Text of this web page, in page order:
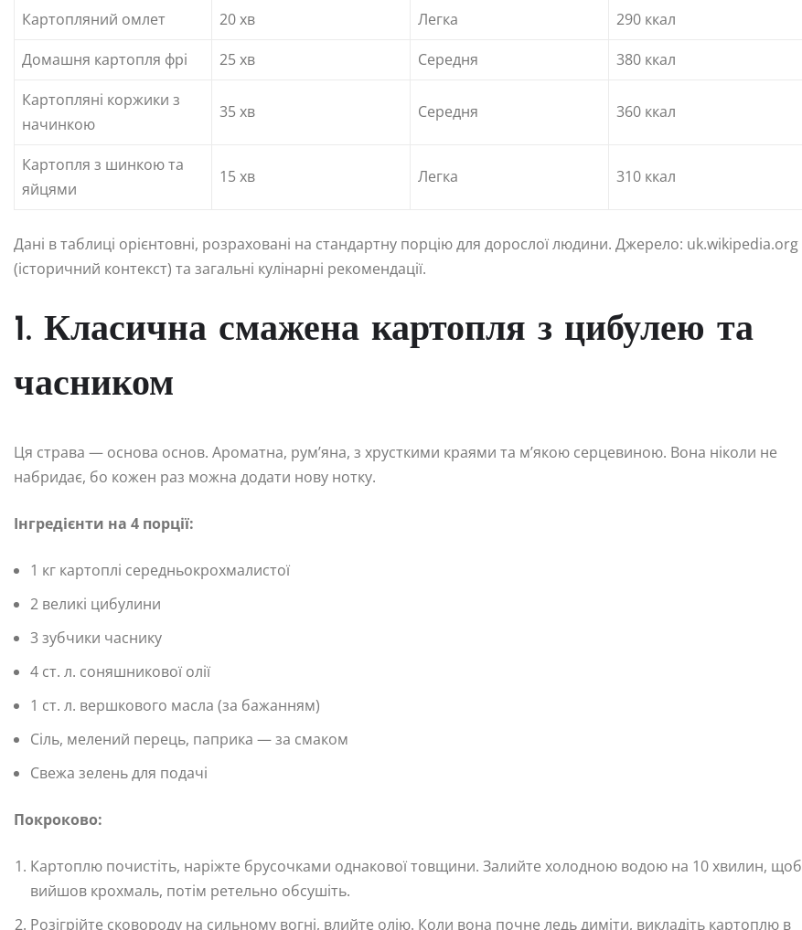
Картопляний омлет
20 хв Легка
290 ккал
Домашня картопля фрі
25 хв Середня
380 ккал
Картопляні коржики з
начинкою
35 хв Середня 360 ккал
Картопля з шинкою та
яйцями
15 хв Легка 310 ккал
Дані в таблиці орієнтовні, розраховані на стандартну порцію для дорослої людини. Джерело: uk.wikipedia.org
(історичний контекст) та загальні кулінарні рекомендації.
1. Класична смажена картопля з цибулею та
часником
Ця страва — основа основ. Ароматна, рум’яна, з хрусткими краями та м’якою серцевиною. Вона ніколи не
набридає, бо кожен раз можна додати нову нотку.
Інгредієнти на 4 порції:
1 кг картоплі середньокрохмалистої
2 великі цибулини
3 зубчики часнику
4 ст. л. соняшникової олії
1 ст. л. вершкового масла (за бажанням)
Сіль, мелений перець, паприка — за смаком
Свежа зелень для подачі
Покроково:
Картоплю почистіть, наріжте брусочками однакової товщини. Залийте холодною водою на 10 хвилин, щоб
вийшов крохмаль, потім ретельно обсушіть.
Розігрійте сковороду на сильному вогні, влийте олію. Коли вона почне ледь диміти, викладіть картоплю в